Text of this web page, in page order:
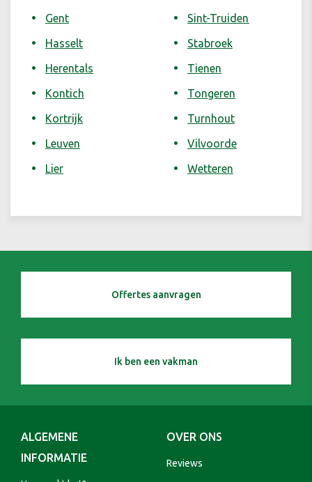
Gent
Hasselt
Herentals
Kontich
Kortrijk
Leuven
Lier
Sint-Truiden
Stabroek
Tienen
Tongeren
Turnhout
Vilvoorde
Wetteren
Offertes aanvragen
Ik ben een vakman
ALGEMENE
INFORMATIE
OVER ONS
Reviews